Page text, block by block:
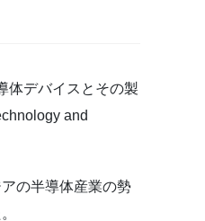
体デバイスとその製
and
の半導体産業の勢